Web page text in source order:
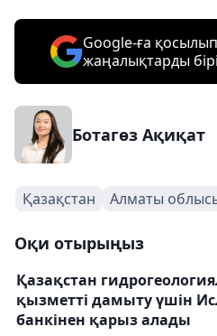
Google-ға
жаңалықтарды
Ботагөз Ақиқат
Қазақстан Алматы
Оқи отырыңыз
Қазақстан
қызметті дамыту үшін
банкінен қарыз алады